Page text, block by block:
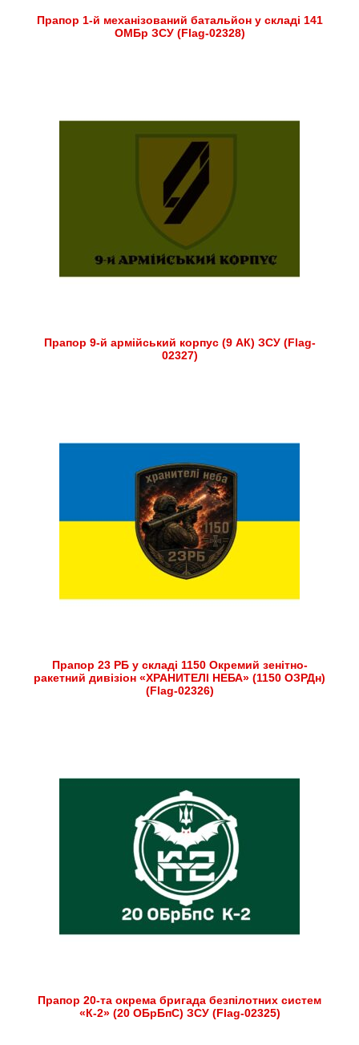
Прапор 1-й механізований батальйон у складі 141
ОМБр ЗСУ (Flag-02328)
Прапор 9-й армійський корпус (9 АК) ЗСУ (Flag-
02327)
Прапор 23 РБ у складі 1150 Окремий зенітно-
ракетний дивізіон «ХРАНИТЕЛІ НЕБА» (1150 ОЗРДн)
(Flag-02326)
Прапор 20-та окрема бригада безпілотних систем
«К-2» (20 ОБрБпС) ЗСУ (Flag-02325)